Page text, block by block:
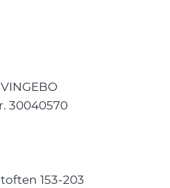
30040570
153-203